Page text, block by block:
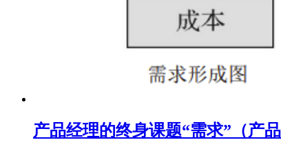
产品经理的终身课题“需求”（产品